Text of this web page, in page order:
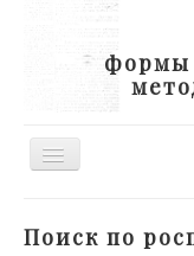
формы
Toggle
Поиск по